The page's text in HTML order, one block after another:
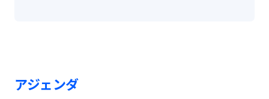
アジェンダ